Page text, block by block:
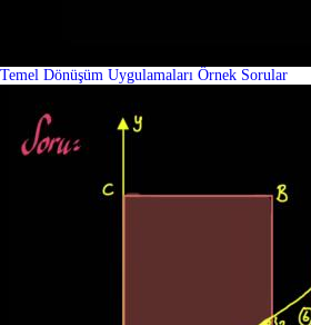
Temel Dönüşüm Uygulamaları Örnek Sorular